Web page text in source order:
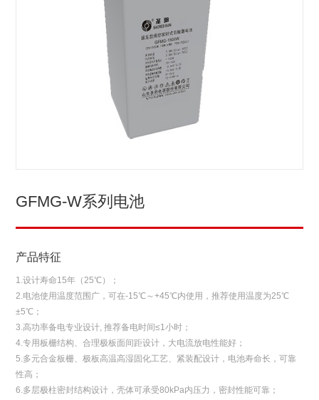
GFMG-W系列电池
产品特征
1.设计寿命15年（25℃）；
2.电池使用温度范围广，可在-15℃～+45℃内使用，推荐使用温度为25℃
±5℃；
3.高功率备电专业设计, 推荐备电时间≤1小时；
4.专用板栅结构、合理极板面间距设计，大电流放电性能好；
5.多元合金板栅、极板高温高湿固化工艺、紧装配设计，电池寿命长，可靠
性高；
6.多层极柱密封结构设计，壳体可承受80kPa内压力，密封性能可靠；